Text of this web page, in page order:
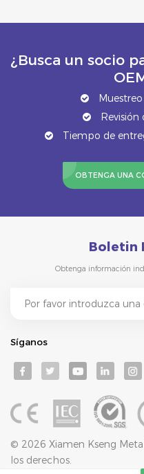
¿Busca un socio
Revisión
Tiempo de
OBTENGA UNA
Boletin
Obtenga información
Síganos
© 2026 Xiamen Kseng
los derechos.